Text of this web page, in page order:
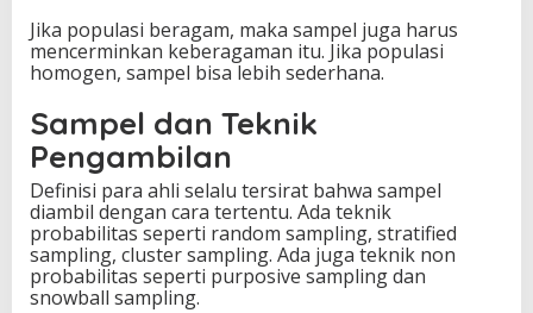
Jika populasi beragam, maka sampel juga harus
mencerminkan keberagaman itu. Jika populasi
homogen, sampel bisa lebih sederhana.
Sampel dan Teknik
Pengambilan
Definisi para ahli selalu tersirat bahwa sampel
diambil dengan cara tertentu. Ada teknik
probabilitas seperti random sampling, stratified
sampling, cluster sampling. Ada juga teknik non
probabilitas seperti purposive sampling dan
snowball sampling.